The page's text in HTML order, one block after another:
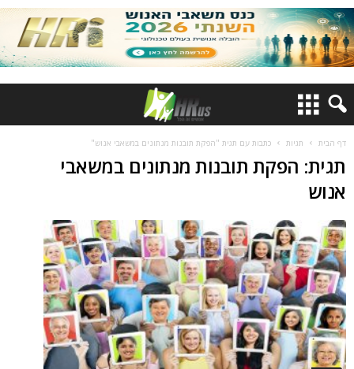
דף הבית תגיות כתבות עם תגית "הפקת תובנות מנתונים במשאבי אנוש"
תגית: הפקת תובנות מנתונים במשאבי
אנוש